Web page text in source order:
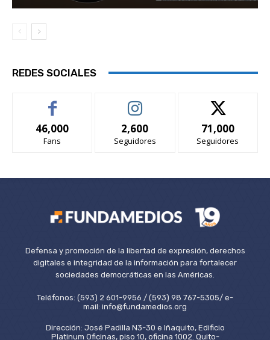
REDES SOCIALES
46,000
Fans
2,600
Seguidores
71,000
Seguidores
Defensa y promoción de la libertad de expresión, derechos
digitales e integridad de la información para fortalecer
sociedades democráticas en las Américas.
Teléfonos: (593) 2 601-9956 / (593) 98 767-5305/ e-
mail: info@fundamedios.org
Dirección: José Padilla N3-30 e Iñaquito, Edificio
Platinum Oficinas, piso 10, oficina 1002. Quito-